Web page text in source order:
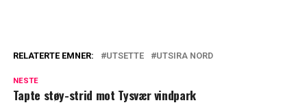
RELATERTE EMNER: UTSETTE UTSIRA NORD
NESTE
Tapte støy-strid mot Tysvær vindpark